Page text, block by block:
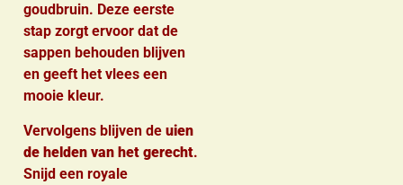
goudbruin. Deze eerste
stap zorgt ervoor dat de
sappen behouden blijven
en geeft het vlees een
mooie kleur.
Vervolgens blijven de uien
de helden van het gerecht.
Snijd een royale